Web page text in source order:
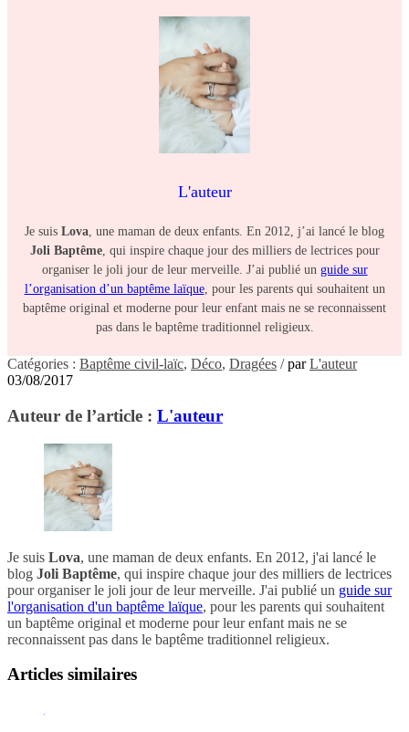
L'auteur
Je suis Lova, une maman de deux enfants. En 2012, j’ai lancé le blog
Joli Baptême, qui inspire chaque jour des milliers de lectrices pour
organiser le joli jour de leur merveille. J’ai publié un guide sur
l’organisation d’un baptême laïque, pour les parents qui souhaitent un
baptême original et moderne pour leur enfant mais ne se reconnaissent
pas dans le baptême traditionnel religieux.
Catégories : Baptême civil-laïc, Déco, Dragées /parL'auteur
03/08/2017
Auteur de l’article : L'auteur
Je suis Lova, une maman de deux enfants. En 2012, j'ai lancé le
blog Joli Baptême, qui inspire chaque jour des milliers de lectrices
pour organiser le joli jour de leur merveille. J'ai publié un guide sur
l'organisation d'un baptême laïque, pour les parents qui souhaitent
un baptême original et moderne pour leur enfant mais ne se
reconnaissent pas dans le baptême traditionnel religieux.
Articles similaires